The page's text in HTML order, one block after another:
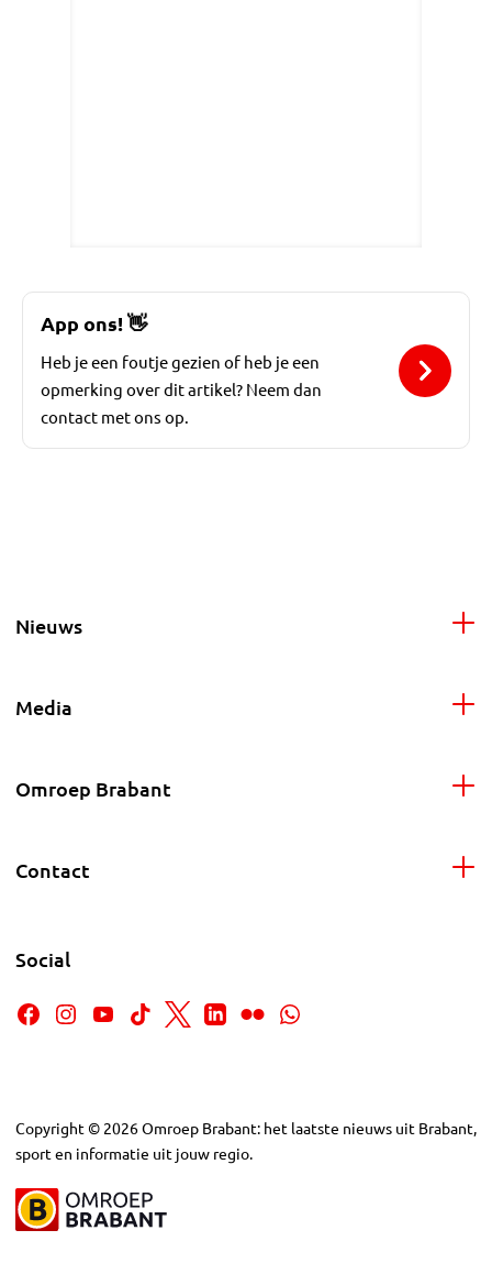
App ons!👋
Heb je een foutje gezien of heb je een
opmerking over dit artikel? Neem dan
contact met ons op.
Nieuws
Media
Omroep Brabant
Contact
Social
Copyright © 2026Omroep Brabant: het laatste nieuws uit Brabant,
sport en informatie uit jouw regio.